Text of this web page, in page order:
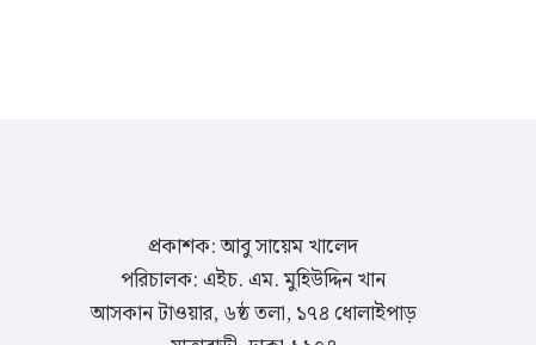
প্রকাশক: আবু সায়েম খালেদ
পরিচালক: এইচ. এম. মুহিউদ্দিন খান
আসকান টাওয়ার, ৬ষ্ঠ তলা, ১৭৪ ধোলাইপাড়